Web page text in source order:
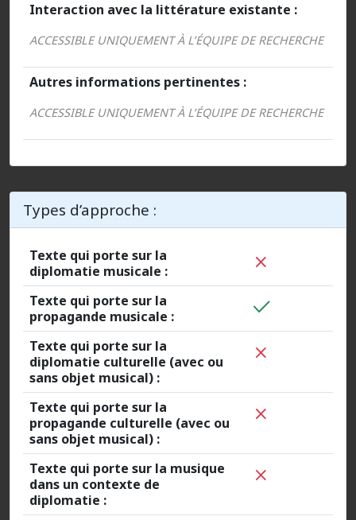
Interaction avec la littérature existante :
ACCESSIBLE UNIQUEMENT À L’ÉQUIPE DE RECHERCHE
Autres informations pertinentes :
ACCESSIBLE UNIQUEMENT À L’ÉQUIPE DE RECHERCHE
Types d’approche :
Texte qui porte sur la
diplomatie musicale :
Texte qui porte sur la
propagande musicale :
Texte qui porte sur la
diplomatie culturelle (avec ou
sans objet musical) :
Texte qui porte sur la
propagande culturelle (avec ou
sans objet musical) :
Texte qui porte sur la musique
dans un contexte de
diplomatie :